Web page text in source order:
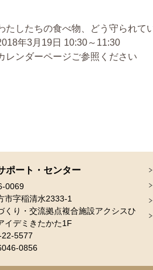
たしたちの食べ物、どう守られて
年3月19日 10:30～11:30
レンダーページご参照ください
ポート・センター
0069
市字稲清水2333-1
くり・交流拠点複合施設アクシスひ
イデミきたかた1F
5577
0856